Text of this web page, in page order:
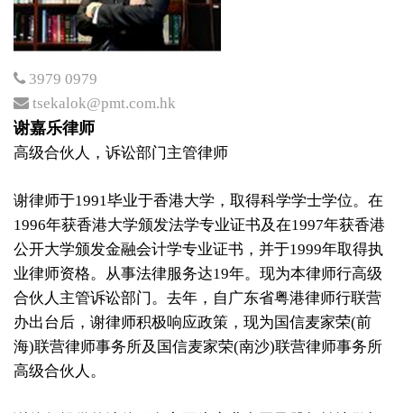
2014年
2013年或之前
律师动态
2019年
2017年
2016年
2015年
2014年
3979 0979
tsekalok@pmt.com.hk
谢嘉乐律师
高级合伙人，诉讼部门主管律师
谢律师于1991毕业于香港大学，取得科学学士学位。在
1996年获香港大学颁发法学专业证书及在1997年获香港
公开大学颁发金融会计学专业证书，并于1999年取得执
业律师资格。从事法律服务达19年。现为本律师行高级
合伙人主管诉讼部门。去年，自广东省粤港律师行联营
办出台后，谢律师积极响应政策，现为国信麦家荣(前
海)联营律师事务所及国信麦家荣(南沙)联营律师事务所
高级合伙人。